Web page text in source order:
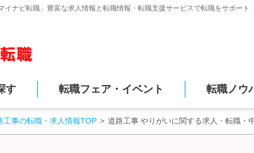
イナビ転職」豊富な求人情報と転職情報・転職支援サービスで転職をサポート
す 転職フェア・イベント 転職ノウ
工事の転職・求人情報TOP 道路工事 やりがいに関する求人・転職・